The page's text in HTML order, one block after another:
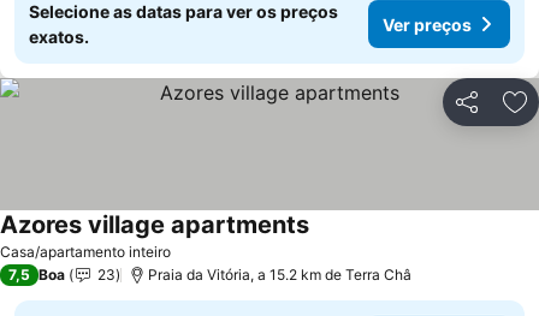
Selecione as datas para ver os preços
exatos.
Ver preços
Partilhar
Casa/apartamento inteiro
Azores village apartmentsVer preços
7,5 Boa 23 Praia da Vitória, a 15.2 km de Terra Châ